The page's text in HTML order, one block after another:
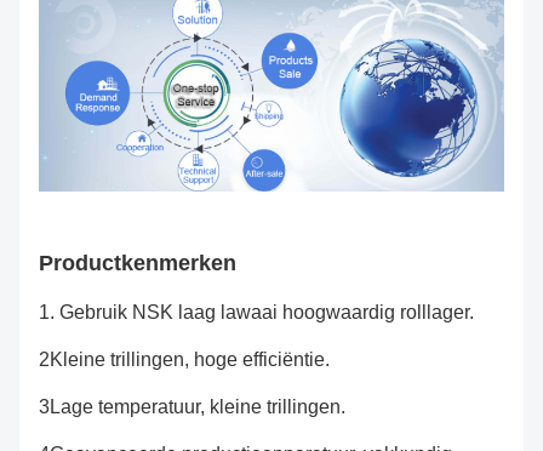
Productkenmerken
1. Gebruik NSK laag lawaai hoogwaardig rolllager.
2Kleine trillingen, hoge efficiëntie.
3Lage temperatuur, kleine trillingen.